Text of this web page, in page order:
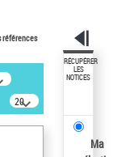
références
20
résultats/page
RÉCUPÉRER
LES
NOTICES
Ma